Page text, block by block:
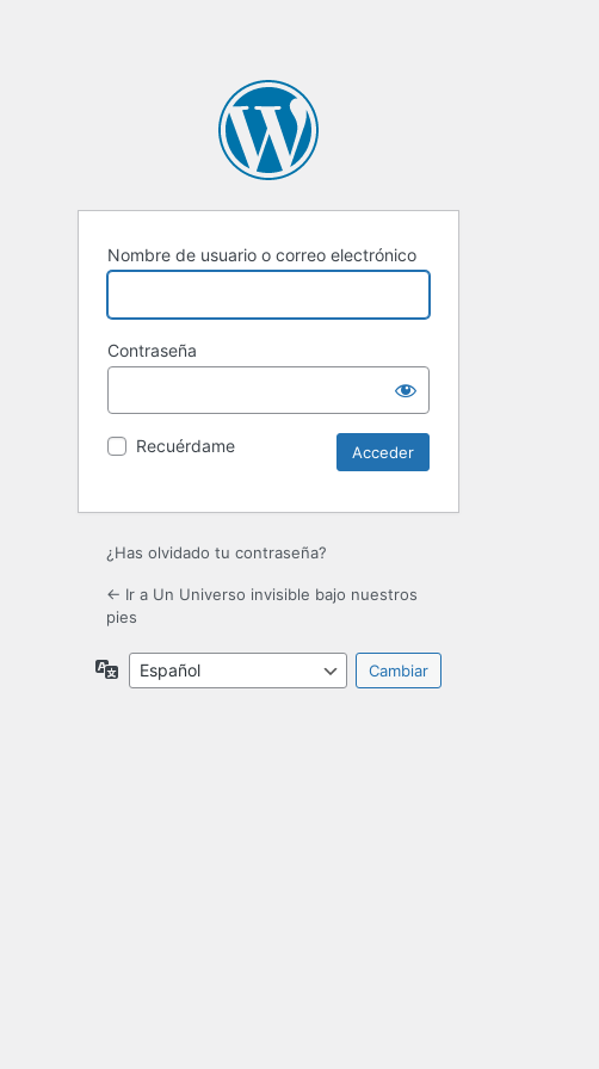
Nombre de usuario o correo electrónico
Contraseña
Recuérdame
¿Has olvidado tu contraseña?
← Ir a Un Universo invisible bajo nuestros
pies
Idioma